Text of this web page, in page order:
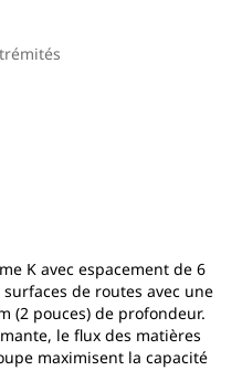
K avec espacement de 6
de routes avec une
(2 pouces) de profondeur.
le flux des matières
maximisent la capacité